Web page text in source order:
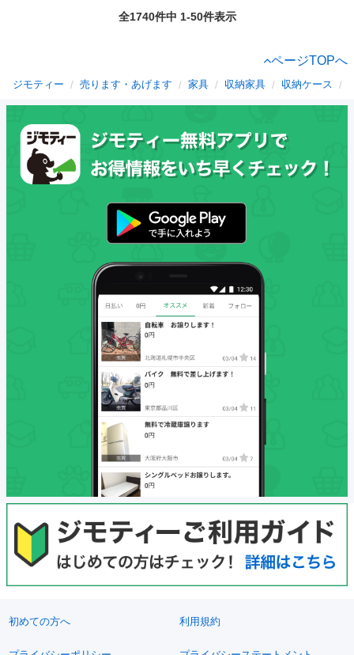
全1740件中 1-50件表示
ページTOPへ
ジモティー 売ります・あげます 家具 収納家具 収納ケース
初めての方へ 利用規約